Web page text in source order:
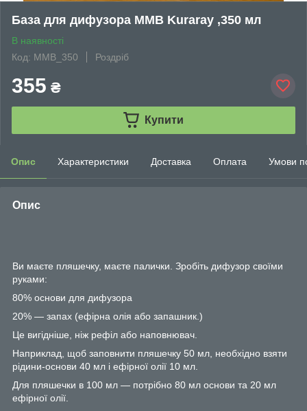
База для дифузора MMB Kuraray ,350 мл
В наявності
Код: MMB_350
Роздріб
355 ₴
Купити
Опис Характеристики Доставка Оплата Умови
Опис
Ви маєте пляшечку, маєте палички. Зробіть дифузор своїми
руками:
80% основи для дифузора
20% — запах (ефірна олія або запашник.)
Це вигідніше, ніж рефіл або наповнювач.
Наприклад, щоб заповнити пляшечку 50 мл, необхідно взяти
рідини-основи 40 мл і ефірної олії 10 мл.
Для пляшечки в 100 мл — потрібно 80 мл основи та 20 мл
ефірної олії.